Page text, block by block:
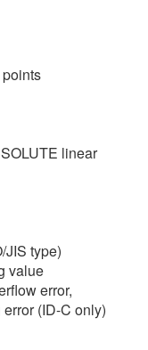
linear
JIS type)
value
error,
(ID-C only)